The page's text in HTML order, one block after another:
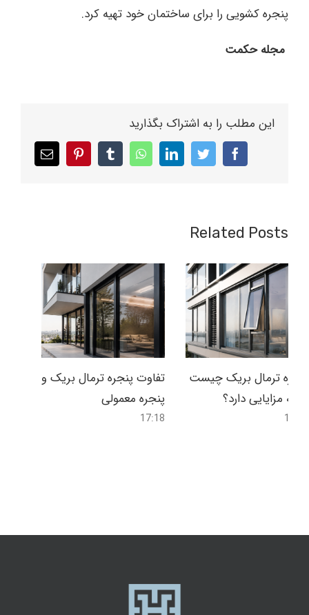
پنجره کشویی را برای ساختمان خود تهیه کرد.
مجله حکمت
این مطلب را به اشتراک بگذارید
facebook
twitter
linkedin
whatsapp
tumblr
pinterest
Email
Related Posts
تفاوت پنجره ترمال بریک و
پنجره معمولی
17:18
پنجره ترمال بریک چیست
و چه مزایایی دارد؟
16:58